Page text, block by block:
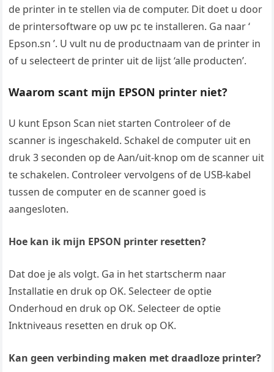
de printer in te stellen via de computer. Dit doet u door
de printersoftware op uw pc te installeren. Ga naar ‘
Epson.sn ’. U vult nu de productnaam van de printer in
of u selecteert de printer uit de lijst ‘alle producten’.
Waarom scant mijn EPSON printer niet?
U kunt Epson Scan niet starten Controleer of de
scanner is ingeschakeld. Schakel de computer uit en
druk 3 seconden op de Aan/uit-knop om de scanner uit
te schakelen. Controleer vervolgens of de USB-kabel
tussen de computer en de scanner goed is
aangesloten.
Hoe kan ik mijn EPSON printer resetten?
Dat doe je als volgt. Ga in het startscherm naar
Installatie en druk op OK. Selecteer de optie
Onderhoud en druk op OK. Selecteer de optie
Inktniveaus resetten en druk op OK.
Kan geen verbinding maken met draadloze printer?